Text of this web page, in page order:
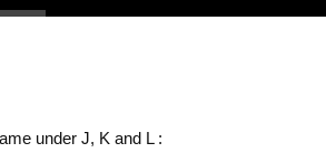
under J, K and L :